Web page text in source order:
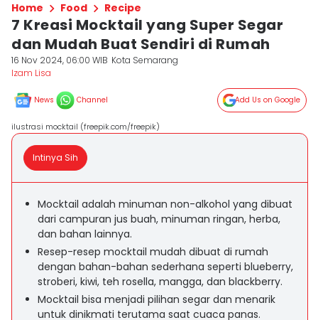
Home Food Recipe
7 Kreasi Mocktail yang Super Segar
dan Mudah Buat Sendiri di Rumah
16 Nov 2024, 06:00 WIB Kota Semarang
Izam Lisa
News Channel Add Us on Google
ilustrasi mocktail (freepik.com/freepik)
Intinya Sih
Mocktail adalah minuman non-alkohol yang dibuat
dari campuran jus buah, minuman ringan, herba,
dan bahan lainnya.
Resep-resep mocktail mudah dibuat di rumah
dengan bahan-bahan sederhana seperti blueberry,
stroberi, kiwi, teh rosella, mangga, dan blackberry.
Mocktail bisa menjadi pilihan segar dan menarik
untuk dinikmati terutama saat cuaca panas.